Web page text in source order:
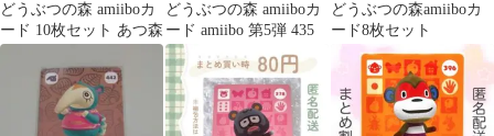
どうぶつの森 amiiboカ
ード 10枚セット あつ森
どうぶつの森 amiiboカ
ード amiibo 第5弾 435
どうぶつの森amiiboカ
ード8枚セット